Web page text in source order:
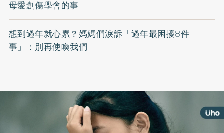
母愛創傷學會的事
想到過年就心累？媽媽們淚訴「過年最困擾8件
事」：別再使喚我們